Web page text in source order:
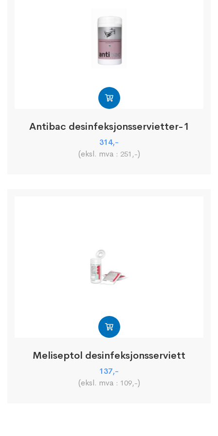
Antibac desinfeksjonsservietter-1
314,-
(eksl. mva : 251 ,-)
Meliseptol desinfeksjonsserviett
137,-
(eksl. mva : 109,-)